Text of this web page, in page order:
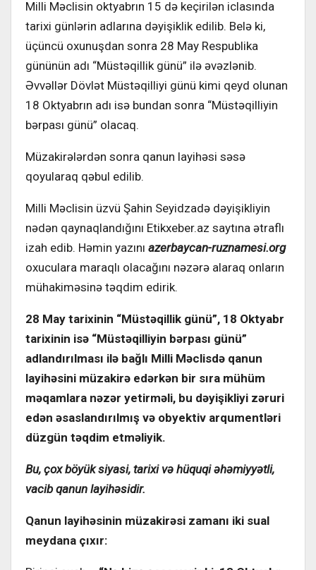
Milli Məclisin oktyabrın 15 də keçirilən iclasında
tarixi günlərin adlarına dəyişiklik edilib. Belə ki,
üçüncü oxunuşdan sonra 28 May Respublika
gününün adı “Müstəqillik günü” ilə əvəzlənib.
Əvvəllər Dövlət Müstəqilliyi günü kimi qeyd olunan
18 Oktyabrın adı isə bundan sonra “Müstəqilliyin
bərpası günü” olacaq.
Müzakirələrdən sonra qanun layihəsi səsə
qoyularaq qəbul edilib.
Milli Məclisin üzvü Şahin Seyidzadə dəyişikliyin
nədən qaynaqlandığını Etikxeber.az saytına ətraflı
izah edib. Həmin yazını azerbaycan-ruznamesi.org
oxuculara maraqlı olacağını nəzərə alaraq onların
mühakiməsinə təqdim edirik.
28 May tarixinin “Müstəqillik günü”, 18 Oktyabr
tarixinin isə “Müstəqilliyin bərpası günü”
adlandırılması ilə bağlı Milli Məclisdə qanun
layihəsini müzakirə edərkən bir sıra mühüm
məqamlara nəzər yetirməli, bu dəyişikliyi zəruri
edən əsaslandırılmış və obyektiv arqumentləri
düzgün təqdim etməliyik.
Bu, çox böyük siyasi, tarixi və hüquqi əhəmiyyətli,
vacib qanun layihəsidir.
Qanun layihəsinin müzakirəsi zamanı iki sual
meydana çıxır: